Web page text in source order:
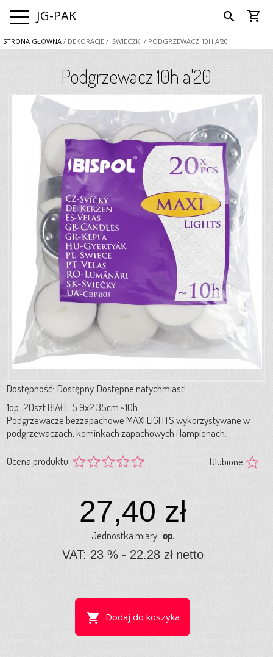
JG-PAK search shopping_cart
STRONA GŁÓWNA / DEKORACJE / ŚWIECZKI / PODGRZEWACZ 10H A'20
Podgrzewacz 10h a'20
Dostępność: Dostępny Dostępne natychmiast!
1op=20szt BIAŁE 5.9x2.35cm ~10h
Podgrzewacze bezzapachowe MAXI LIGHTS wykorzystywane w
podgrzewaczach, kominkach zapachowych i lampionach.
Ocena produktu Ulubione
27,40 zł
Jednostka miary :op.
VAT: 23 % - 22.28 zł netto
shopping_cart Dodaj do koszyka